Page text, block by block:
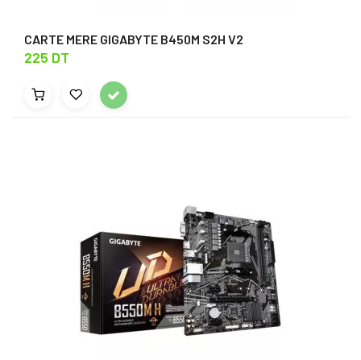
CARTE MERE GIGABYTE B450M S2H V2
225 DT